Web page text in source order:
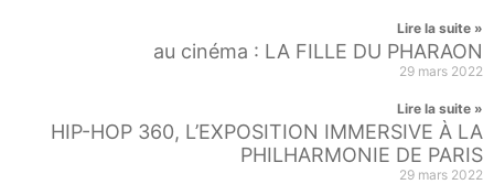
Lire la suite »
au cinéma : LA FILLE DU PHARAON
29 mars 2022
Lire la suite »
HIP-HOP 360, L’EXPOSITION IMMERSIVE À LA
PHILHARMONIE DE PARIS
29 mars 2022